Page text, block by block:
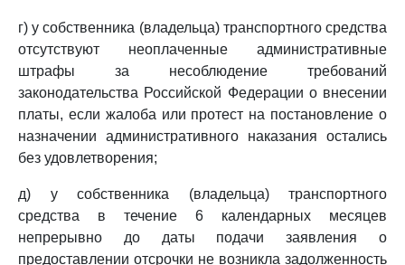
г) у собственника (владельца) транспортного средства
отсутствуют неоплаченные административные
штрафы за несоблюдение требований
законодательства Российской Федерации о внесении
платы, если жалоба или протест на постановление о
назначении административного наказания остались
без удовлетворения;
д) у собственника (владельца) транспортного
средства в течение 6 календарных месяцев
непрерывно до даты подачи заявления о
предоставлении отсрочки не возникла задолженность